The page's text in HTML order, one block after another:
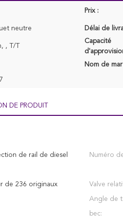
Prix :
neutre Délai de
, T/T
Capacité
Nom de
DE PRODUIT
de rail de diesel Numéro
de 236 originaux Valve
Angle de
bec: